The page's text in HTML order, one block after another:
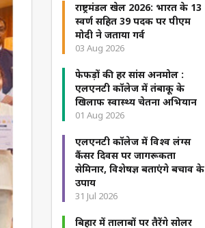
राष्ट्रमंडल खेल 2026: भारत के 13
स्वर्ण सहित 39 पदक पर पीएम
मोदी ने जताया गर्व
03 Aug 2026
फेफड़ों की हर सांस अनमोल :
एलएनटी कॉलेज में तंबाकू के
खिलाफ स्वास्थ्य चेतना अभियान
01 Aug 2026
एलएनटी कॉलेज में विश्व लंग्स
कैंसर दिवस पर जागरूकता
सेमिनार, विशेषज्ञ बताएंगे बचाव के
उपाय
31 Jul 2026
बिहार में तालाबों पर तैरेंगे सोलर